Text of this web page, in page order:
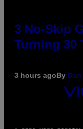
3 No-Skip
Turning 30
3 hours agoBy
VICE